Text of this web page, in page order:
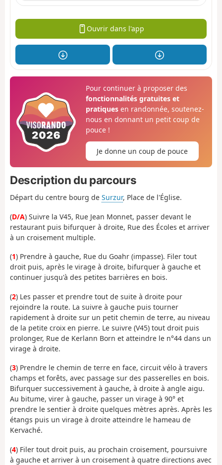
Ouvrir dans l'app
Pour continuer à proposer des
fonctionnalités gratuites et
pratiquesen randonnée, soutenez-
nous en donnant un petit coup de
pouce !
Je donne un coup de pouce
Description du parcours
Départ du centre bourg de Surzur, Place de l'Église.
(D/A) Suivre la V45, Rue Jean Monnet, passer devant le
restaurant puis bifurquer à droite, Rue des Écoles et arriver
à un croisement multiple.
(1) Prendre à gauche, Rue du Goahr (impasse). Filer tout
droit puis, après le virage à droite, bifurquer à gauche et
continuer jusqu'à des petites barrières en bois.
(2) Les passer et prendre tout de suite à droite pour
rejoindre la route. La suivre à gauche puis tourner
rapidement à droite sur un petit chemin de terre, au niveau
de la petite croix en pierre. Le suivre (V45) tout droit puis
prolonger, Rue de Kerlann Born et atteindre le n°44 dans un
virage à droite.
(3) Prendre le chemin de terre en face, circuit vélo à travers
champs et forêts, avec passage sur des passerelles en bois.
Bifurquer successivement à gauche, à droite à angle aigu.
Au bitume, virer à gauche, passer un virage à 90° et
prendre le sentier à droite quelques mètres après. Après les
étangs puis un virage à droite atteindre le hameau de
Kervaché.
(4) Filer tout droit puis, au prochain croisement, poursuivre
à gauche et arriver à un croisement à quatre directions avec